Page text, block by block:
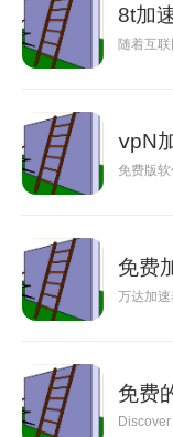
8t加
随着互
ⅴpN
免费版
免费
万达加
免费